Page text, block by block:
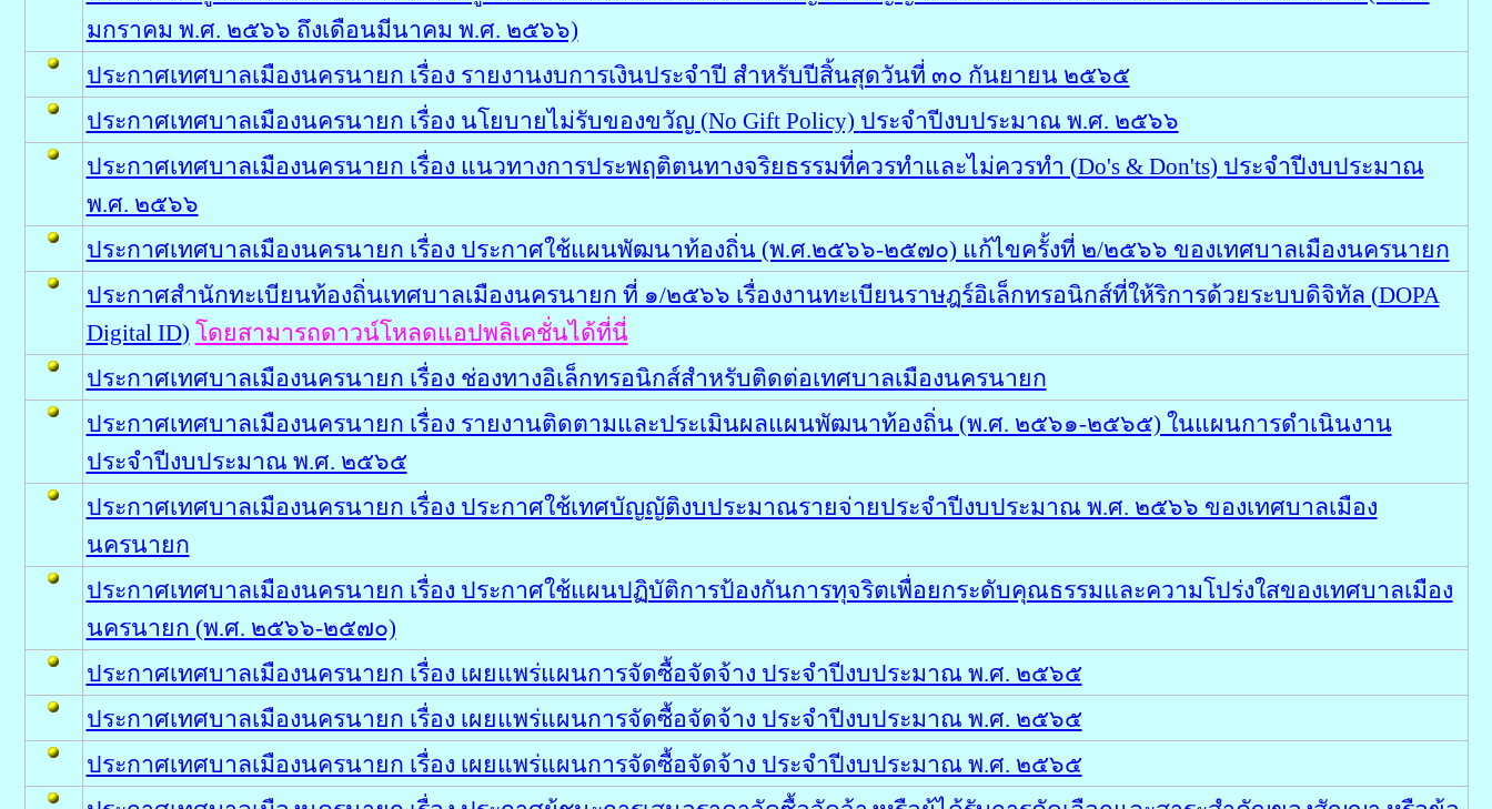
มกราคม พ.ศ. ๒๕๖๖ ถึงเดือนมีนาคม พ.ศ. ๒๕๖๖)
ประกาศเทศบาลเมืองนครนายก เรื่อง รายงานงบการเงินประจำปี สำหรับปีสิ้นสุดวันที่ ๓๐ กันยายน ๒๕๖๕
ประกาศเทศบาลเมืองนครนายก เรื่อง นโยบายไม่รับของขวัญ (No Gift Policy) ประจำปีงบประมาณ พ.ศ. ๒๕๖๖
ประกาศเทศบาลเมืองนครนายก เรื่อง แนวทางการประพฤติตนทางจริยธรรมที่ควรทำและไม่ควรทำ (Do's & Don'ts) ประจำปีงบประมาณ
พ.ศ. ๒๕๖๖
ประกาศเทศบาลเมืองนครนายก เรื่อง ประกาศใช้แผนพัฒนาท้องถิ่น (พ.ศ.๒๕๖๖-๒๕๗๐) แก้ไขครั้งที่ ๒/๒๕๖๖ ของเทศบาลเมืองนครนายก
ประกาศสำนักทะเบียนท้องถิ่นเทศบาลเมืองนครนายก ที่ ๑/๒๕๖๖ เรื่องงานทะเบียนราษฎร์อิเล็กทรอนิกส์ที่ให้ริการด้วยระบบดิจิทัล (DOPA
Digital ID) โดยสามารถดาวน์โหลดแอปพลิเคชั่นได้ที่นี่
ประกาศเทศบาลเมืองนครนายก เรื่อง ช่องทางอิเล็กทรอนิกส์สำหรับติดต่อเทศบาลเมืองนครนายก
ประกาศเทศบาลเมืองนครนายก เรื่อง รายงานติดตามและประเมินผลแผนพัฒนาท้องถิ่น (พ.ศ. ๒๕๖๑-๒๕๖๕) ในแผนการดำเนินงาน
ประจำปีงบประมาณ พ.ศ. ๒๕๖๕
ประกาศเทศบาลเมืองนครนายก เรื่อง ประกาศใช้เทศบัญญัติงบประมาณรายจ่ายประจำปีงบประมาณ พ.ศ. ๒๕๖๖ ของเทศบาลเมือง
นครนายก
ประกาศเทศบาลเมืองนครนายก เรื่อง ประกาศใช้แผนปฏิบัติการป้องกันการทุจริตเพื่อยกระดับคุณธรรมและความโปร่งใสของเทศบาลเมือง
นครนายก (พ.ศ. ๒๕๖๖-๒๕๗๐)
ประกาศเทศบาลเมืองนครนายก เรื่อง เผยแพร่แผนการจัดซื้อจัดจ้าง ประจำปีงบประมาณ พ.ศ. ๒๕๖๕
ประกาศเทศบาลเมืองนครนายก เรื่อง เผยแพร่แผนการจัดซื้อจัดจ้าง ประจำปีงบประมาณ พ.ศ. ๒๕๖๕
ประกาศเทศบาลเมืองนครนายก เรื่อง เผยแพร่แผนการจัดซื้อจัดจ้าง ประจำปีงบประมาณ พ.ศ. ๒๕๖๕